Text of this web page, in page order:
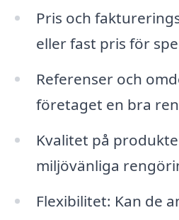
Pris och
eller fast pris för
Referenser och
företaget en bra
Kvalitet på
miljövänliga
Flexibilitet: Kan de